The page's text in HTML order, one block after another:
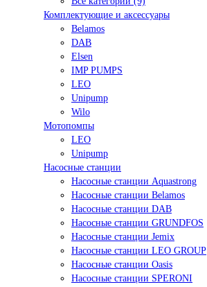
Комплектующие и аксессуары
Belamos
DAB
Elsen
IMP PUMPS
LEO
Unipump
Wilo
Мотопомпы
LEO
Unipump
Насосные станции
Насосные станции Aquastrong
Насосные станции Belamos
Насосные станции DAB
Насосные станции GRUNDFOS
Насосные станции Jemix
Насосные станции LEO GROUP
Насосные станции Oasis
Насосные станции SPERONI